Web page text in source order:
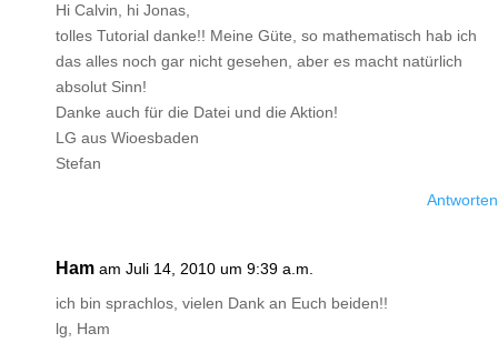
Hi Calvin, hi Jonas,
tolles Tutorial danke!! Meine Güte, so mathematisch hab ich
das alles noch gar nicht gesehen, aber es macht natürlich
absolut Sinn!
Danke auch für die Datei und die Aktion!
LG aus Wioesbaden
Stefan
Antworten
Ham am Juli 14, 2010 um 9:39 a.m.
ich bin sprachlos, vielen Dank an Euch beiden!!
lg, Ham